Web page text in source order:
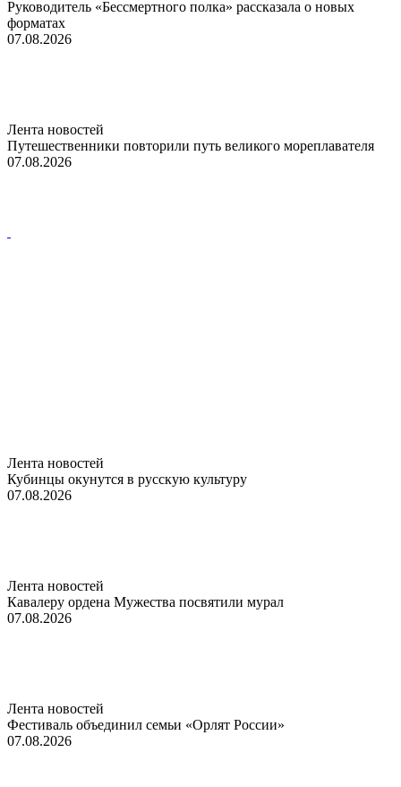
Руководитель «Бессмертного полка» рассказала о новых
форматах
07.08.2026
Лента новостей
Путешественники повторили путь великого мореплавателя
07.08.2026
Лента новостей
Кубинцы окунутся в русскую культуру
07.08.2026
Лента новостей
Кавалеру ордена Мужества посвятили мурал
07.08.2026
Лента новостей
Фестиваль объединил семьи «Орлят России»
07.08.2026